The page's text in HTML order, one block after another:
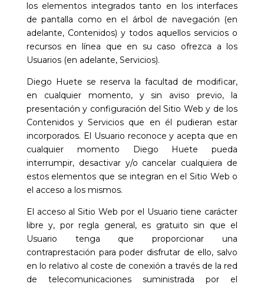
los elementos integrados tanto en los interfaces
de pantalla como en el árbol de navegación (en
adelante, Contenidos) y todos aquellos servicios o
recursos en línea que en su caso ofrezca a los
Usuarios (en adelante, Servicios).
Diego Huete se reserva la facultad de modificar,
en cualquier momento, y sin aviso previo, la
presentación y configuración del Sitio Web y de los
Contenidos y Servicios que en él pudieran estar
incorporados. El Usuario reconoce y acepta que en
cualquier momento Diego Huete pueda
interrumpir, desactivar y/o cancelar cualquiera de
estos elementos que se integran en el Sitio Web o
el acceso a los mismos.
El acceso al Sitio Web por el Usuario tiene carácter
libre y, por regla general, es gratuito sin que el
Usuario tenga que proporcionar una
contraprestación para poder disfrutar de ello, salvo
en lo relativo al coste de conexión a través de la red
de telecomunicaciones suministrada por el